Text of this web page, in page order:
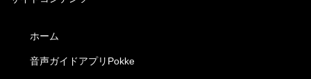
ホーム
音声ガイドアプリPokke